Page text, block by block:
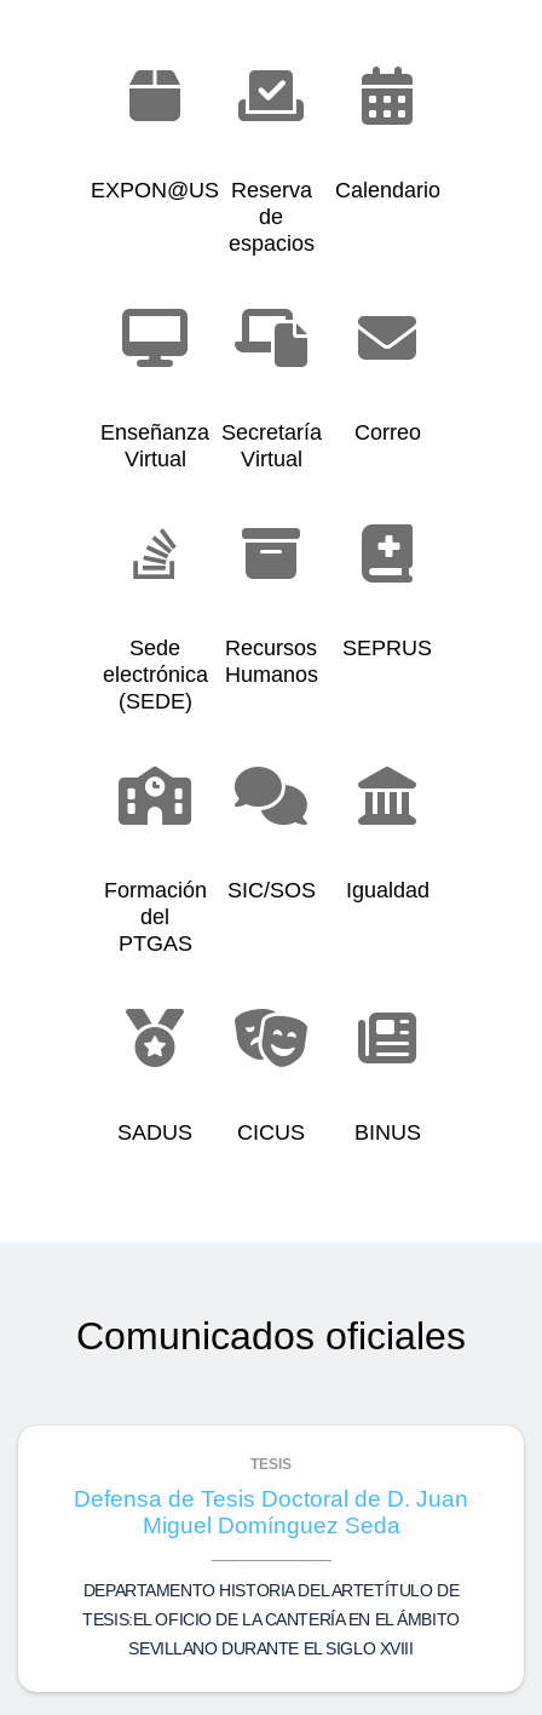
EXPON@US Reserva
de
espacios
Calendario
Enseñanza
Virtual
Secretaría
Virtual
Correo
Sede
electrónica
(SEDE)
Recursos
Humanos
SEPRUS
Formación
del
PTGAS
SIC/SOS Igualdad
SADUS CICUS BINUS
Comunicados oficiales
TESIS
Defensa de Tesis Doctoral de D. Juan
Miguel Domínguez Seda
DEPARTAMENTO HISTORIA DEL ARTETÍTULO DE
TESIS:EL OFICIO DE LA CANTERÍA EN EL ÁMBITO
SEVILLANO DURANTE EL SIGLO XVIII